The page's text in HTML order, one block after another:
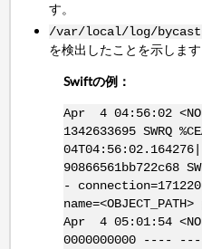
す。
/var/local/log/
を検出したことを示します
Swiftの例：
Apr 4 04:56:02
1342633695 SWRQ
90866561bb722c68
-
Apr 4 05:01:54
0000000000 ----